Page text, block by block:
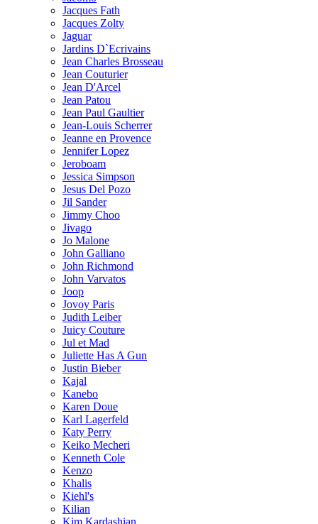
Jacques Fath
Jacques Zolty
Jaguar
Jardins D`Ecrivains
Jean Charles Brosseau
Jean Couturier
Jean D'Arcel
Jean Patou
Jean Paul Gaultier
Jean-Louis Scherrer
Jeanne en Provence
Jennifer Lopez
Jeroboam
Jessica Simpson
Jesus Del Pozo
Jil Sander
Jimmy Choo
Jivago
Jo Malone
John Galliano
John Richmond
John Varvatos
Joop
Jovoy Paris
Judith Leiber
Juicy Couture
Jul et Mad
Juliette Has A Gun
Justin Bieber
Kajal
Kanebo
Karen Doue
Karl Lagerfeld
Katy Perry
Keiko Mecheri
Kenneth Cole
Kenzo
Khalis
Kiehl's
Kilian
Kim Kardashian